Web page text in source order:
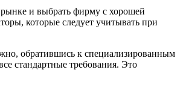
и выбрать фирму с хорошей
которые следует учитывать при
обратившись к специализированным
стандартные требования. Это